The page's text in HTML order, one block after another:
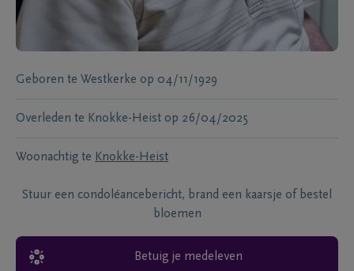
Geboren te Westkerke op 04/11/1929
Overleden te Knokke-Heist op 26/04/2025
Woonachtig te Knokke-Heist
Stuur een condoléancebericht, brand een kaarsje of bestel
bloemen
Betuig je medeleven